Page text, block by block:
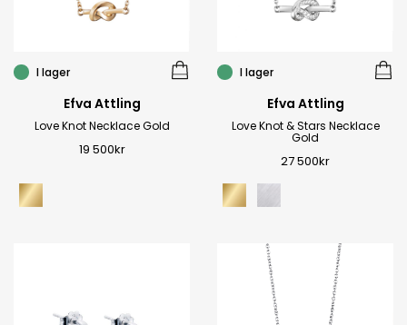
I lager
Efva Attling
Love Knot Necklace Gold
19 500kr
I lager
Efva Attling
Love Knot & Stars Necklace
Gold
27 500kr